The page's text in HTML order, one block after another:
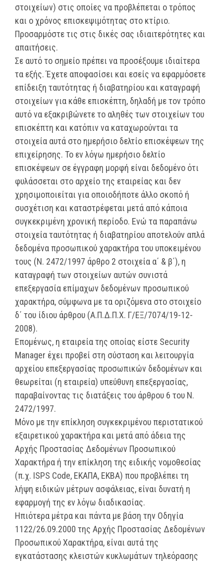
στοιχείων) στις οποίες να προβλέπεται ο τρόπος
και ο χρόνος επισκεψιμότητας στο κτίριο.
Προσαρμόστε τις στις δικές σας ιδιαιτερότητες και
απαιτήσεις.
Σε αυτό το σημείο πρέπει να προσέξουμε ιδιαίτερα
τα εξής. Έχετε αποφασίσει και εσείς να εφαρμόσετε
επίδειξη ταυτότητας ή διαβατηρίου και καταγραφή
στοιχείων για κάθε επισκέπτη, δηλαδή με τον τρόπο
αυτό να εξακριβώνετε το αληθές των στοιχείων του
επισκέπτη και κατόπιν να καταχωρούνται τα
στοιχεία αυτά στο ημερήσιο δελτίο επισκέψεων της
επιχείρησης. Το εν λόγω ημερήσιο δελτίο
επισκέψεων σε έγγραφη μορφή είναι δεδομένο ότι
φυλάσσεται στο αρχείο της εταιρείας και δεν
χρησιμοποιείται για οποιοδήποτε άλλο σκοπό ή
συσχέτιση και καταστρέφεται μετά από κάποια
συγκεκριμένη χρονική περίοδο. Ενώ τα παραπάνω
στοιχεία ταυτότητας ή διαβατηρίου αποτελούν απλά
δεδομένα προσωπικού χαρακτήρα του υποκειμένου
τους (Ν. 2472/1997 άρθρο 2 στοιχεία α΄ & β΄), η
καταγραφή των στοιχείων αυτών συνιστά
επεξεργασία επίμαχων δεδομένων προσωπικού
χαρακτήρα, σύμφωνα με τα οριζόμενα στο στοιχείο
δ΄ του ίδιου άρθρου (Α.Π.Δ.Π.Χ. Γ/ΕΞ/7074/19-12-
2008).
Επομένως, η εταιρεία της οποίας είστε Security
Manager έχει προβεί στη σύσταση και λειτουργία
αρχείου επεξεργασίας προσωπικών δεδομένων και
θεωρείται (η εταιρεία) υπεύθυνη επεξεργασίας,
παραβαίνοντας τις διατάξεις του άρθρου 6 του Ν.
2472/1997.
Μόνο με την επίκληση συγκεκριμένου περιστατικού
εξαιρετικού χαρακτήρα και μετά από άδεια της
Αρχής Προστασίας Δεδομένων Προσωπικού
Χαρακτήρα ή την επίκληση της ειδικής νομοθεσίας
(π.χ. ISPS Code, ΕΚΑΠΑ, ΕΚΒΑ) που προβλέπει τη
λήψη ειδικών μέτρων ασφάλειας, είναι δυνατή η
εφαρμογή της εν λόγω διαδικασίας.
Ηπιότερα μέτρα και πάντα με βάση την Οδηγία
1122/26.09.2000 της Αρχής Προστασίας Δεδομένων
Προσωπικού Χαρακτήρα, είναι αυτά της
εγκατάστασης κλειστών κυκλωμάτων τηλεόρασης